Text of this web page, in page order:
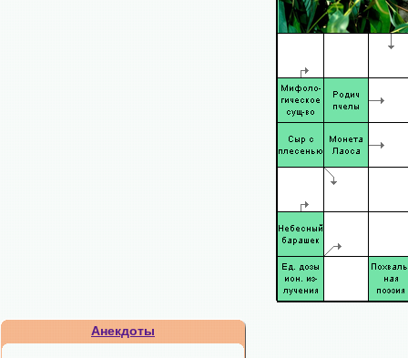
Анекдоты